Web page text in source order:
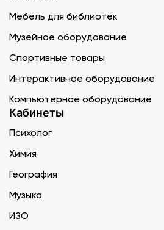
Мебель для библиотек
Музейное оборудование
Спортивные товары
Интерактивное оборудование
Компьютерное оборудование
Кабинеты
Психолог
Химия
География
Музыка
ИЗО